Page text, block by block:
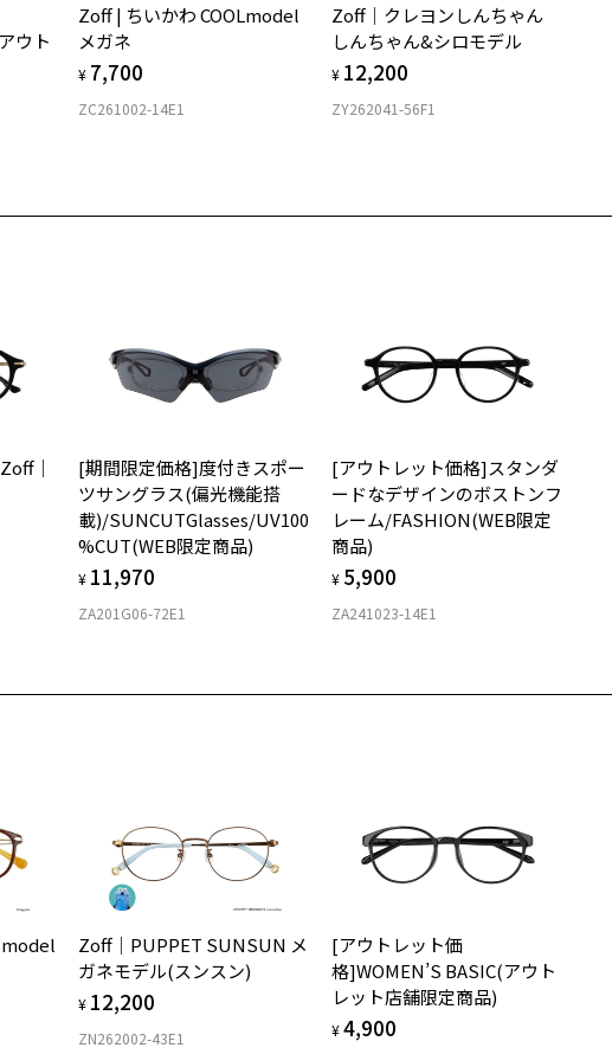
仕上がり寸法
D 仕上がりの横幅：約140mm
E 仕上がりの縦幅：約47mm
ボストン
フロント素材：アセテート
安心3 かかり具合調整無料
フレームの歪みやかかり具合の調整・クリーニングは、全国の
Zoff店舗にていつでも対応いたします。
ご購入時に「レンズ交換券」をお選びいただくと、実店舗で度数を測定
のうえ、
度付きレンズ（標準セットレンズ）へ無料交換いただけます。
ウト
Zoff | ちいかわ COOLmodel
メガネ
¥ 7,700
ZC261002-14E1
Zoff｜クレヨンしんちゃん
しんちゃん&シロモデル
¥ 12,200
ZY262041-56F1
｜
[期間限定価格]度付きスポー
ツサングラス(偏光機能搭
載)/SUNCUTGlasses/UV100
%CUT(WEB限定商品)
¥ 11,970
ZA201G06-72E1
[アウトレット価格]スタンダ
ードなデザインのボストンフ
レーム/FASHION(WEB限定
商品)
¥ 5,900
ZA241023-14E1
model
Zoff｜PUPPET SUNSUN メ
ガネモデル(スンスン)
¥ 12,200
ZN262002-43E1
[アウトレット価
格]WOMEN’S BASIC(アウト
レット店舗限定商品)
¥4,900